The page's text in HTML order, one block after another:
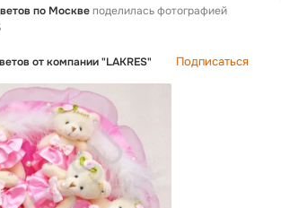
по Москвеподелилась фотографией
от компании "LAKRES" Подписаться